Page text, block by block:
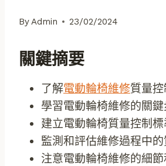
ByAdmin 23/02/2024
關鍵摘要
了解電動輪椅維修質量
學習電動輪椅維修的關鍵
建立電動輪椅質量控制標
監測和評估維修過程中的
注意電動輪椅維修的細